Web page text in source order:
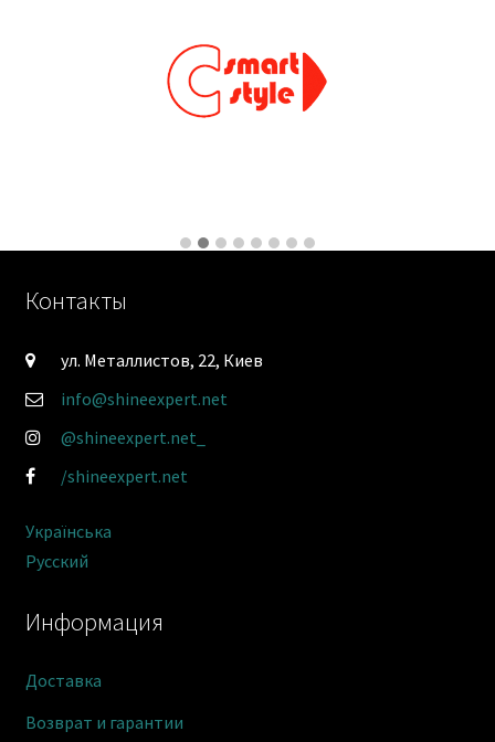
Информация
Доставка
Возврат и гарантии
Контакты
ул. Металлистов, 22, Киев
info@shineexpert.net
@shineexpert.net_
/shineexpert.net
Українська
Русский